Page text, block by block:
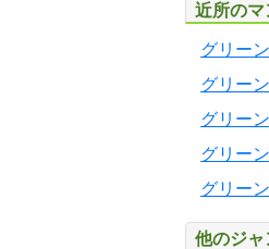
近所のマ
グリー
グリー
グリー
グリー
グリー
他のジャ